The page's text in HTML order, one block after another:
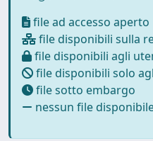
file ad accesso aperto
file disponibili sulla
file disponibili agli
file disponibili solo
file sotto embargo
nessun file